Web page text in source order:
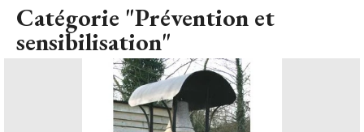
Catégorie "Prévention et
sensibilisation"